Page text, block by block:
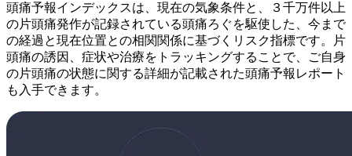
頭痛予報インデックスは、現在の気象条件と、３千万件以上
の片頭痛発作が記録されている頭痛ろぐを駆使した、今まで
の経過と現在位置との相関関係に基づくリスク指標です。片
頭痛の誘因、症状や治療をトラッキングすることで、ご自身
の片頭痛の状態に関する詳細が記載された頭痛予報レポート
も入手できます。